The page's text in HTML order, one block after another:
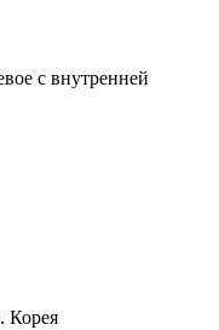
с внутренней
Корея